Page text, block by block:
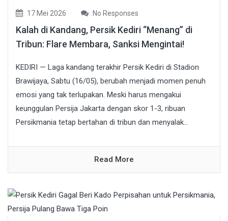
17 Mei 2026 No Responses
Kalah di Kandang, Persik Kediri “Menang” di
Tribun: Flare Membara, Sanksi Mengintai!
KEDIRI — Laga kandang terakhir Persik Kediri di Stadion
Brawijaya, Sabtu (16/05), berubah menjadi momen penuh
emosi yang tak terlupakan. Meski harus mengakui
keunggulan Persija Jakarta dengan skor 1-3, ribuan
Persikmania tetap bertahan di tribun dan menyalak...
Read More